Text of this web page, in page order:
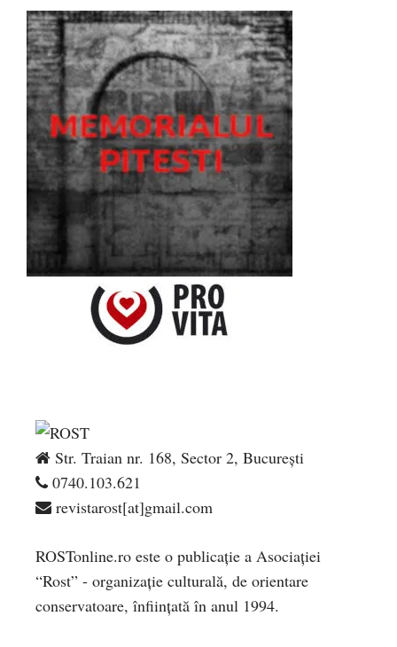
Str. Traian nr. 168, Sector 2, București
0740.103.621
revistarost[at]gmail.com
ROSTonline.ro este o publicaţie a Asociaţiei
“Rost” - organizaţie culturală, de orientare
conservatoare, înfiinţată în anul 1994.